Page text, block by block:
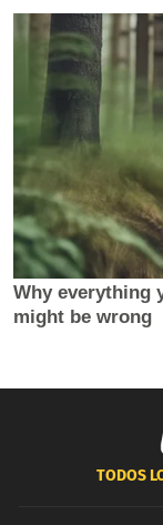
TODOS